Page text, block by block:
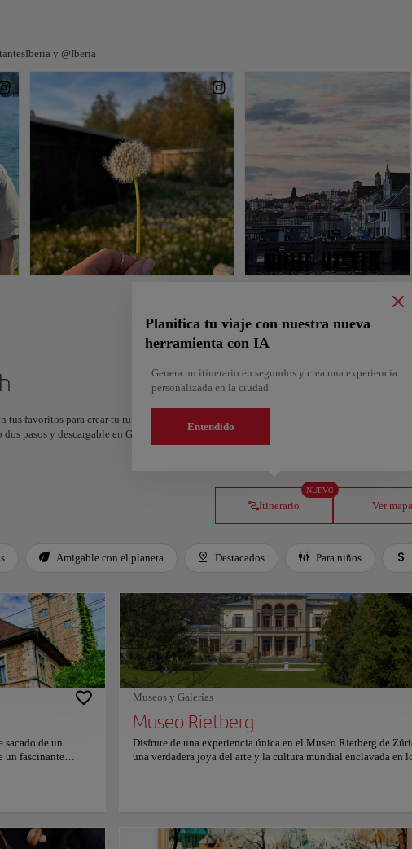
y @Iberia
tus favoritos para crear tu ruta y compartirla. ¿Quieres más ideas? Obtén un itinerario
pasos y descargable en Google Maps.
Itinerario
NUEVO
Planifica tu viaje con nuestra nueva
herramienta con IA
Genera un itinerario en segundos y crea una experiencia
personalizada en la ciudad.
Entendido
Ver mapa
Amigable con el planeta Destacados Para niños
sacado de un
un fascinante
hasta
detalladas
Museos y Galerías
Museo Rietberg
Disfrute de una experiencia única en el Museo Rietberg de
una verdadera joya del arte y la cultura mundial enclavada en
artísticas de Asia, África, las Américas y Oceanía. Ubicado en
elegante combinación de villas históricas y un pabellón de